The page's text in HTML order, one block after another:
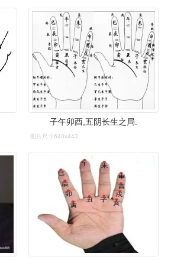
子午卯酉,五阴长生之局.
图片尺寸640x443